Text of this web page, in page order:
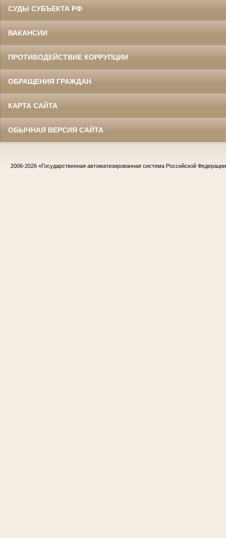
СУДЫ СУБЪЕКТА РФ
ВАКАНСИИ
ПРОТИВОДЕЙСТВИЕ КОРРУПЦИИ
ОБРАЩЕНИЯ ГРАЖДАН
КАРТА САЙТА
ОБЫЧНАЯ ВЕРСИЯ САЙТА
2006-2026 «Государственная автоматизированная система Российской